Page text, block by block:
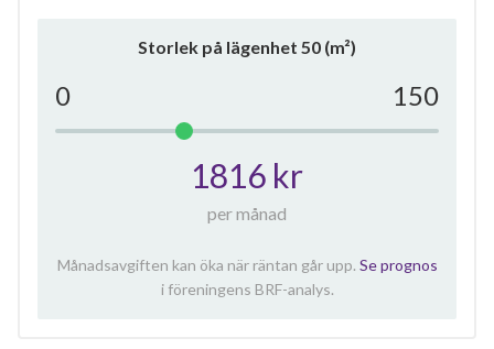
Storlek på lägenhet 50 (m²)
0 150
1816 kr
per månad
Månadsavgiften kan öka när räntan går upp. Se prognos
i föreningens BRF-analys.